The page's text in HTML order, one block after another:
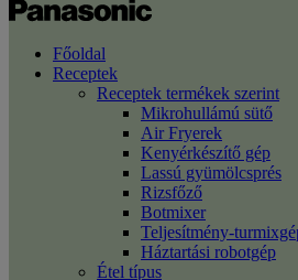
Főoldal
Receptek
Receptek termékek szerint
Mikrohullámú sütő
Air Fryerek
Kenyérkészítő gép
Lassú gyümölcsprés
Rizsfőző
Botmixer
Teljesítmény-
Háztartási robotgép
Étel típus